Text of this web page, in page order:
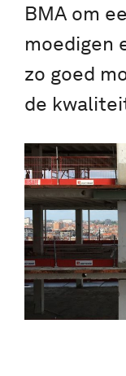
BMA om
moedigen
zo goed
de